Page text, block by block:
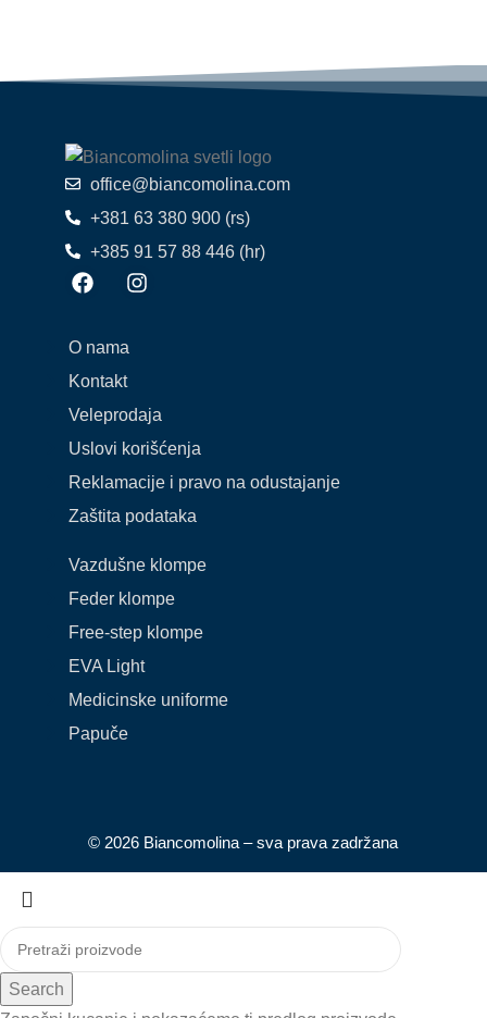
office@biancomolina.com
+381 63 380 900 (rs)
+385 91 57 88 446 (hr)
O nama
Kontakt
Veleprodaja
Uslovi korišćenja
Reklamacije i pravo na odustajanje
Zaštita podataka
Vazdušne klompe
Feder klompe
Free-step klompe
EVA Light
Medicinske uniforme
Papuče
© 2026 Biancomolina – sva prava zadržana
Search